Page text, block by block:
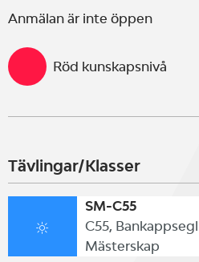
Anmälan är inte öppen
Röd kunskapsnivå
Tävlingar/Klasser
SM-C55
C55,
Mästerskap